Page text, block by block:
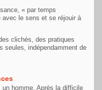
« par temps
avec le sens et se réjouir à
clichés, des pratiques
seules, indépendamment de
homme. Après la difficile